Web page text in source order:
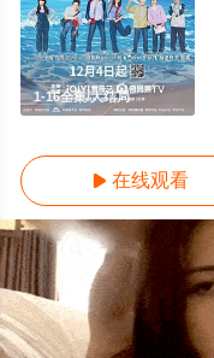
1-16全集/大结局
 在线观看